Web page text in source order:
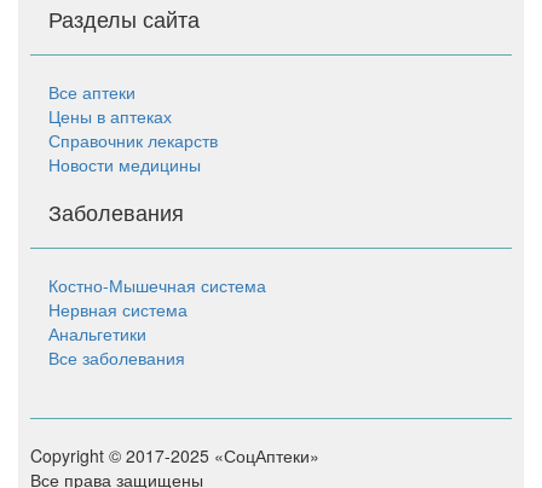
Разделы сайта
Все аптеки
Цены в аптеках
Справочник лекарств
Новости медицины
Заболевания
Костно-Мышечная система
Нервная система
Анальгетики
Все заболевания
Copyright © 2017-2025 «СоцАптеки»
Все права защищены